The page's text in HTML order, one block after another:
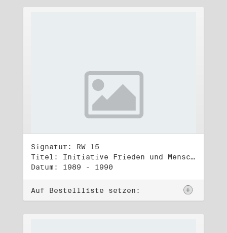
Signatur: RW 15
Titel: Initiative Frieden und Menschenrechte, Veröffentlichungen
Datum: 1989 - 1990
Auf Bestellliste setzen: